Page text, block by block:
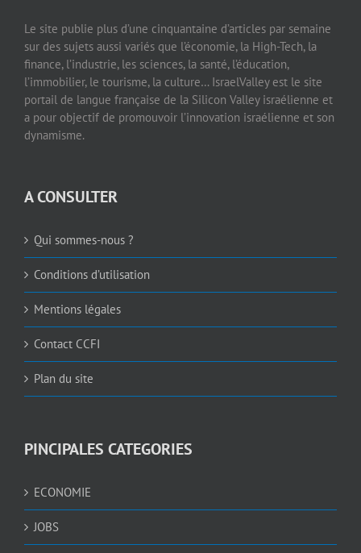
Le site publie plus d’une cinquantaine d’articles par semaine
sur des sujets aussi variés que l’économie, la High-Tech, la
finance, l’industrie, les sciences, la santé, l’éducation,
l’immobilier, le tourisme, la culture… IsraelValley est le site
portail de langue française de la Silicon Valley israélienne et
a pour objectif de promouvoir l’innovation israélienne et son
dynamisme.
A CONSULTER
Qui sommes-nous ?
Conditions d’utilisation
Mentions légales
Contact CCFI
Plan du site
PINCIPALES CATEGORIES
ECONOMIE
JOBS